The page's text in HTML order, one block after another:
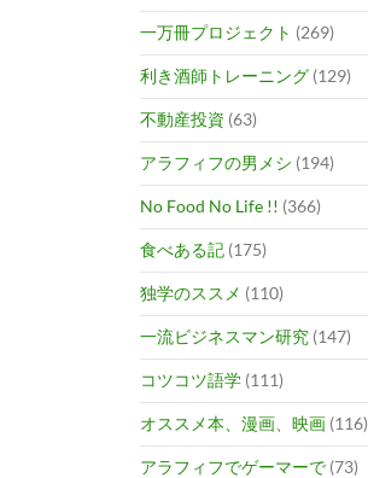
一万冊プロジェクト (269)
利き酒師トレーニング (129)
不動産投資 (63)
アラフィフの男メシ (194)
No Food No Life !! (366)
食べある記 (175)
独学のススメ (110)
一流ビジネスマン研究 (147)
コツコツ語学 (111)
オススメ本、漫画、映画 (116)
アラフィフでゲーマーで (73)